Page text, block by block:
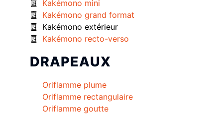
Kakémono mini
Kakémono grand format
Kakémono extérieur
Kakémono recto-verso
DRAPEAUX
Oriflamme plume
Oriflamme rectangulaire
Oriflamme goutte